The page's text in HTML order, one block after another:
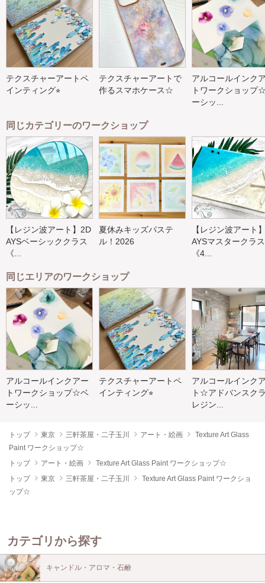
テクスチャーアートペ
インティング⭐︎
テクスチャーアートで
作るスマホケース☆
アルコールインク
トワークショップ
ーシッ...
同じカテゴリーのワークショップ
【レジン波アート】2D
AYSベーシッククラス
《...
夏休みキッズパステ
ル！2026
【レジン波アート
AYSマスタークラス
《4...
同じエリアのワークショップ
アルコールインクアー
トワークショップ☆ベ
ーシッ...
テクスチャーアートペ
インティング⭐︎
アルコールインク
ト☆アドバンスク
レジン...
トップ 東京 三軒茶屋・二子玉川 アート・絵画
Texture Art Glass
Paint ワークショップ☆
トップ
アート・絵画
Texture Art Glass Paint ワークショップ☆
トップ
東京 三軒茶屋・二子玉川
Texture Art Glass Paint ワークショ
ップ☆
カテゴリから探す
キャンドル・アロマ・石鹸